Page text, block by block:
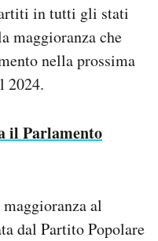
in tutti gli stati
maggioranza che
nella prossima
2024.
il Parlamento
al
dal Partito Popolare